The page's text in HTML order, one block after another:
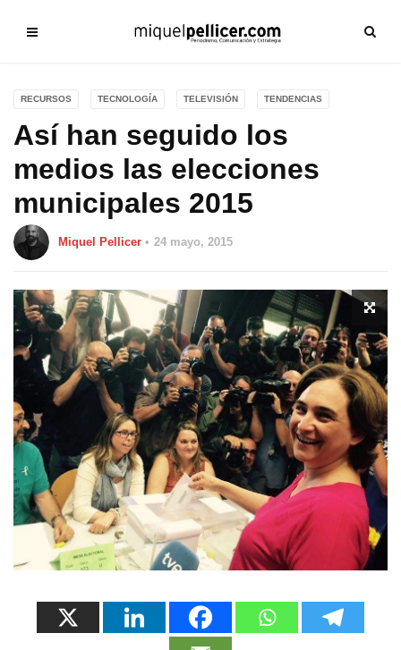
RECURSOS TECNOLOGÍA TELEVISIÓN TENDENCIAS
Así han seguido los
medios las elecciones
municipales 2015
Miquel Pellicer 24 mayo, 2015